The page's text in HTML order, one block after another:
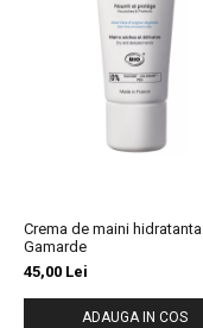
Crema de maini hidratanta
Gamarde
45,00 Lei
ADAUGA IN COS